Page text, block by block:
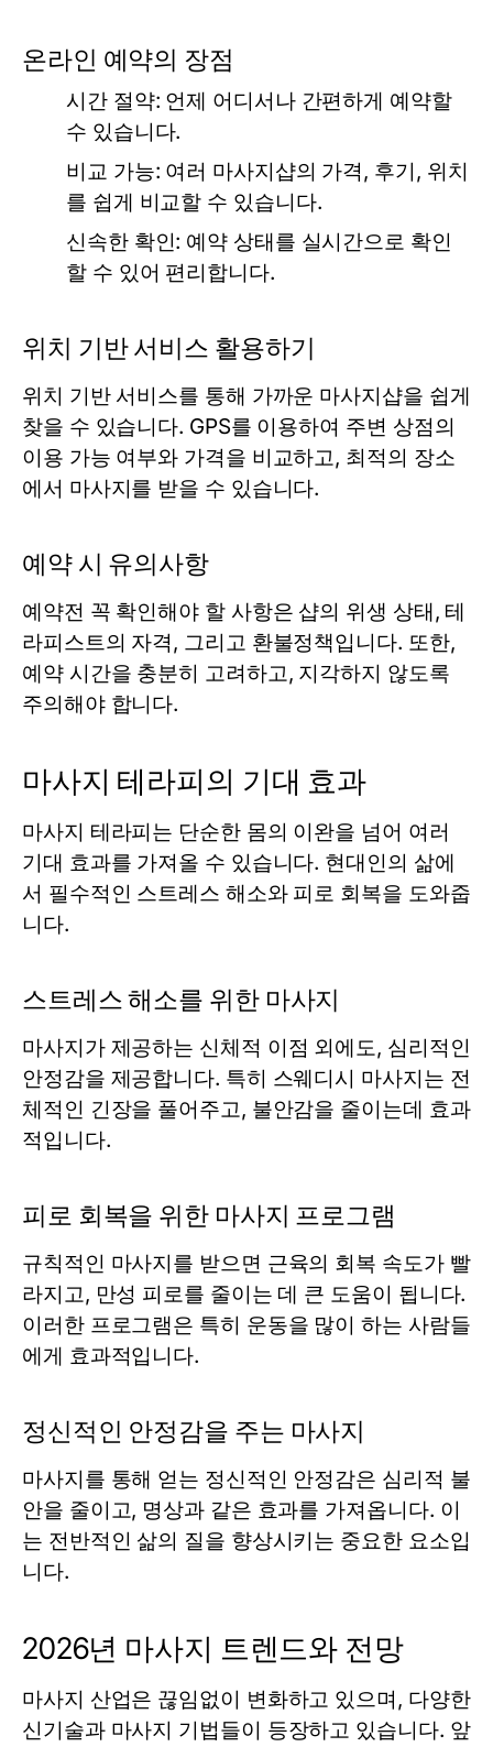
온라인 예약의 장점
시간 절약: 언제 어디서나 간편하게 예약할
수 있습니다.
비교 가능: 여러 마사지샵의 가격, 후기, 위치
를 쉽게 비교할 수 있습니다.
신속한 확인: 예약 상태를 실시간으로 확인
할 수 있어 편리합니다.
위치 기반 서비스 활용하기
위치 기반 서비스를 통해 가까운 마사지샵을 쉽게
찾을 수 있습니다. GPS를 이용하여 주변 상점의
이용 가능 여부와 가격을 비교하고, 최적의 장소
에서 마사지를 받을 수 있습니다.
예약 시 유의사항
예약전 꼭 확인해야 할 사항은 샵의 위생 상태, 테
라피스트의 자격, 그리고 환불정책입니다. 또한,
예약 시간을 충분히 고려하고, 지각하지 않도록
주의해야 합니다.
마사지 테라피의 기대 효과
마사지 테라피는 단순한 몸의 이완을 넘어 여러
기대 효과를 가져올 수 있습니다. 현대인의 삶에
서 필수적인 스트레스 해소와 피로 회복을 도와줍
니다.
스트레스 해소를 위한 마사지
마사지가 제공하는 신체적 이점 외에도, 심리적인
안정감을 제공합니다. 특히 스웨디시 마사지는 전
체적인 긴장을 풀어주고, 불안감을 줄이는데 효과
적입니다.
피로 회복을 위한 마사지 프로그램
규칙적인 마사지를 받으면 근육의 회복 속도가 빨
라지고, 만성 피로를 줄이는 데 큰 도움이 됩니다.
이러한 프로그램은 특히 운동을 많이 하는 사람들
에게 효과적입니다.
정신적인 안정감을 주는 마사지
마사지를 통해 얻는 정신적인 안정감은 심리적 불
안을 줄이고, 명상과 같은 효과를 가져옵니다. 이
는 전반적인 삶의 질을 향상시키는 중요한 요소입
니다.
2026년 마사지 트렌드와 전망
마사지 산업은 끊임없이 변화하고 있으며, 다양한
신기술과 마사지 기법들이 등장하고 있습니다. 앞